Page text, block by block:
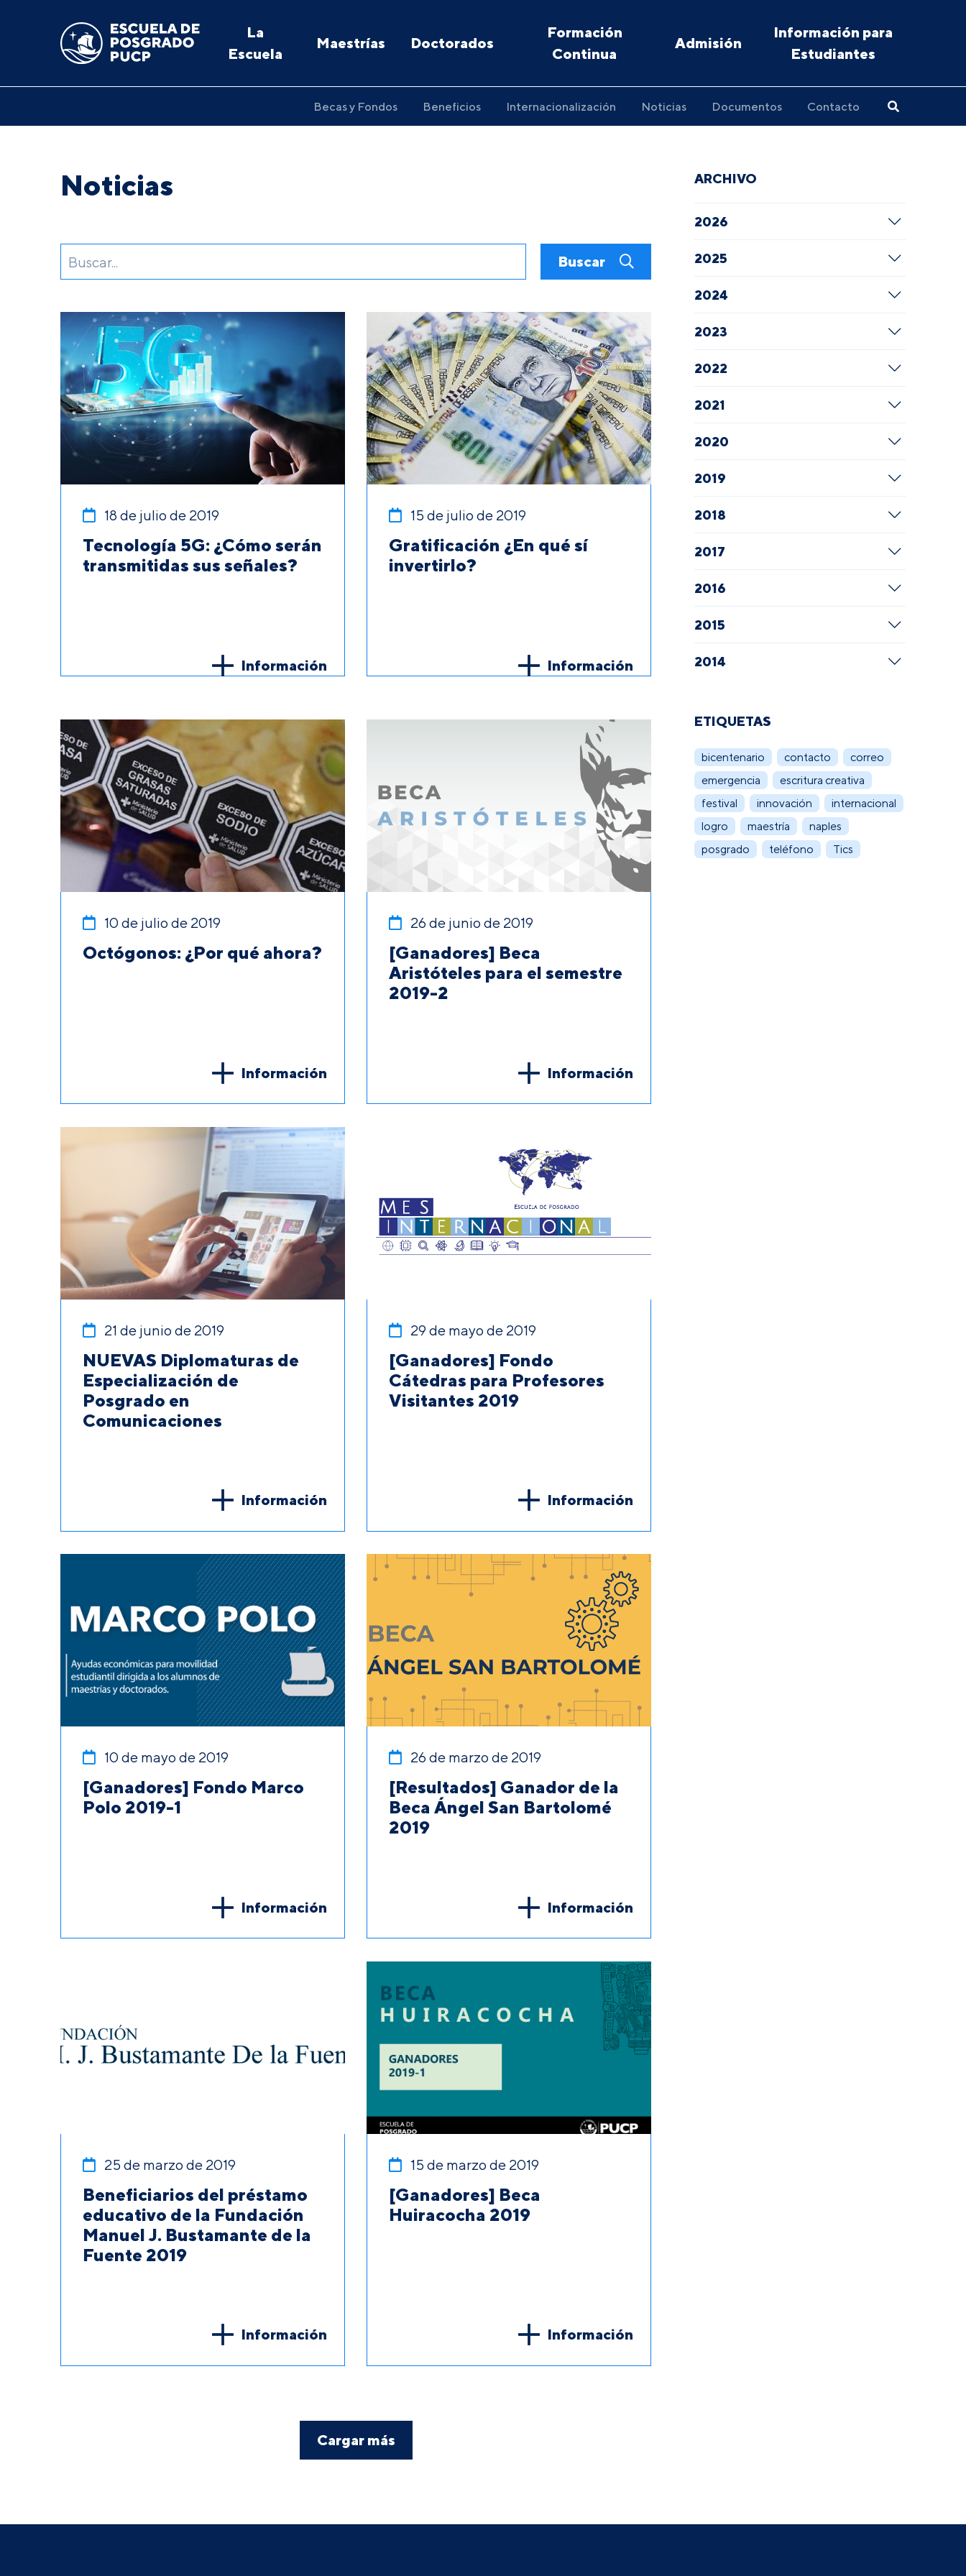
La
Escuela
Maestrías Doctorados
Formación
Continua
Admisión
Información para
Estudiantes
Becas y Fondos Beneficios Internacionalización Noticias Documentos Contacto
Noticias
Buscar
18 de julio de 2019
Tecnología 5G: ¿Cómo serán
transmitidas sus señales?
Información
15 de julio de 2019
Gratificación ¿En qué sí
invertirlo?
Información
10 de julio de 2019
Octógonos: ¿Por qué ahora?
Información
26 de junio de 2019
[Ganadores] Beca
Aristóteles para el semestre
2019-2
Información
21 de junio de 2019
NUEVAS Diplomaturas de
Especialización de
Posgrado en
Comunicaciones
Información
29 de mayo de 2019
[Ganadores] Fondo
Cátedras para Profesores
Visitantes 2019
Información
10 de mayo de 2019
[Ganadores] Fondo Marco
Polo 2019-1
Información
26 de marzo de 2019
[Resultados] Ganador de la
Beca Ángel San Bartolomé
2019
Información
25 de marzo de 2019
Beneficiarios del préstamo
educativo de la Fundación
Manuel J. Bustamante de la
Fuente 2019
Información
15 de marzo de 2019
[Ganadores] Beca
Huiracocha 2019
Información
Cargar más
ARCHIVO
2026
2025
2024
2023
2022
2021
2020
2019
2018
2017
2016
2015
2014
ETIQUETAS
bicentenario contacto
correo
emergencia
escritura creativa
festival
innovación
internacional
logro
maestría
naples
posgrado
teléfono Tics